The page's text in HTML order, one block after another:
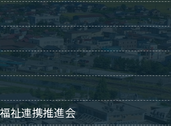
祉連携推進会